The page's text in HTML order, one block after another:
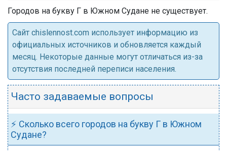
Городов на букву Г в Южном Судане не существует.
Cайт chislennost.com использует информацию из
официальных источников и обновляется каждый
месяц. Некоторые данные могут отличаться из-за
отсутствия последней переписи населения.
Часто задаваемые вопросы
⚡ Сколько всего городов на букву Г в Южном
Судане?